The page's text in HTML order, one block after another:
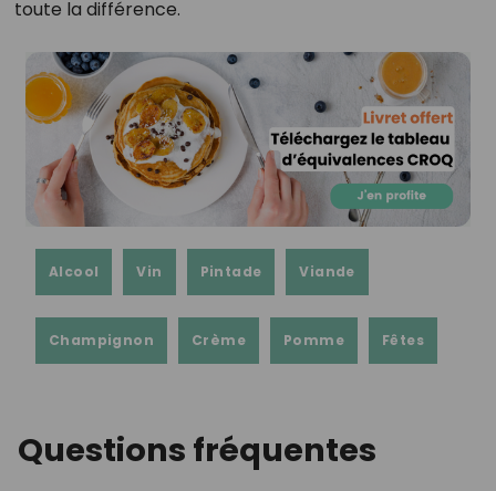
toute la différence.
Alcool Vin Pintade Viande
Champignon Crème Pomme Fêtes
Questions fréquentes